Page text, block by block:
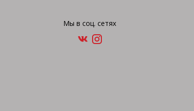
Мы в соц. сетях